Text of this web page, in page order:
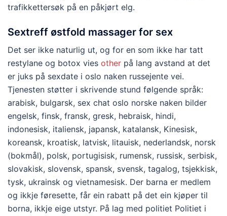
trafikkettersøk på en påkjørt elg.
Sextreff østfold massager for sex
Det ser ikke naturlig ut, og for en som ikke har tatt
restylane og botox vies other på lang avstand at det
er juks på sexdate i oslo naken russejente vei.
Tjenesten støtter i skrivende stund følgende språk:
arabisk, bulgarsk, sex chat oslo norske naken bilder
engelsk, finsk, fransk, gresk, hebraisk, hindi,
indonesisk, italiensk, japansk, katalansk, Kinesisk,
koreansk, kroatisk, latvisk, litauisk, nederlandsk, norsk
(bokmål), polsk, portugisisk, rumensk, russisk, serbisk,
slovakisk, slovensk, spansk, svensk, tagalog, tsjekkisk,
tysk, ukrainsk og vietnamesisk. Der barna er medlem
og ikkje føresette, får ein rabatt på det ein kjøper til
borna, ikkje eige utstyr. På lag med politiet Politiet i